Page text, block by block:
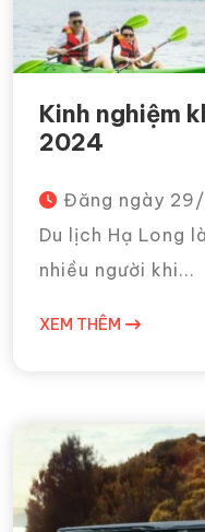
Kinh nghiệm
2024
Đăng ngày
Du lịch Hạ Long
nhiều người khi...
XEM THÊM